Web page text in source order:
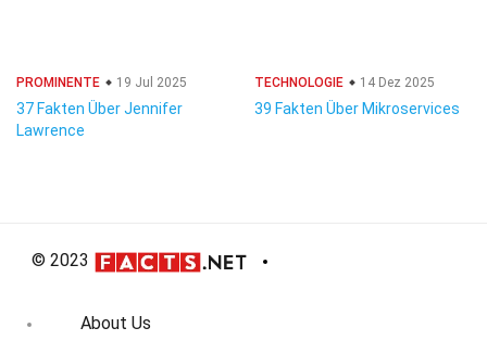
PROMINENTE 19 Jul 2025
37 Fakten Über Jennifer
Lawrence
TECHNOLOGIE 14 Dez 2025
39 Fakten Über Mikroservices
© 2023
About Us